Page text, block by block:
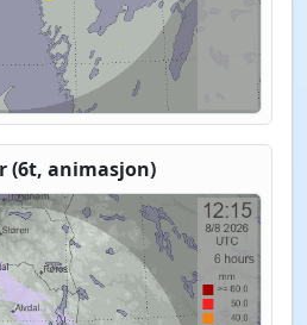
(6t, animasjon)